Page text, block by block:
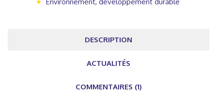
DESCRIPTION
ACTUALITÉS
COMMENTAIRES (1)